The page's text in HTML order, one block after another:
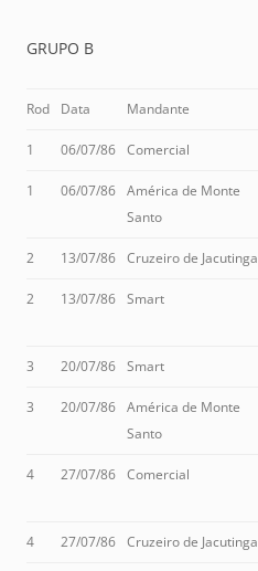
GRUPO B
Rod Data Mandante
1 06/07/86 Comercial
1 06/07/86 América de Monte
Santo
2 13/07/86 Cruzeiro de Jacutinga
2 13/07/86 Smart
3 20/07/86 Smart
3 20/07/86 América de Monte
Santo
4 27/07/86 Comercial
4 27/07/86 Cruzeiro de Jacutinga